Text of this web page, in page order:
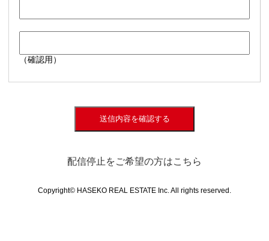
（確認用）
送信内容を確認する
配信停止をご希望の方はこちら
Copyright© HASEKO REAL ESTATE Inc. All rights reserved.